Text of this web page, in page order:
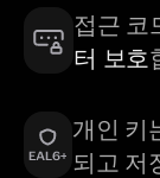
접근 코
터 보호
개인 키
되고 저